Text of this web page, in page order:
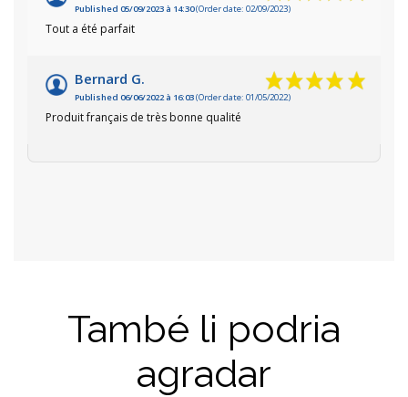
Published 05/09/2023 à 14:30(Order date: 02/09/2023)
Tout a été parfait
Bernard G.
Published 06/06/2022 à 16:03(Order date: 01/05/2022)
Produit français de très bonne qualité
També li podria
agradar